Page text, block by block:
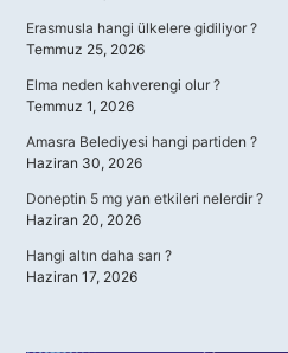
Erasmusla hangi ülkelere gidiliyor ?
Temmuz 25, 2026
Elma neden kahverengi olur ?
Temmuz 1, 2026
Amasra Belediyesi hangi partiden ?
Haziran 30, 2026
Doneptin 5 mg yan etkileri nelerdir ?
Haziran 20, 2026
Hangi altın daha sarı ?
Haziran 17, 2026